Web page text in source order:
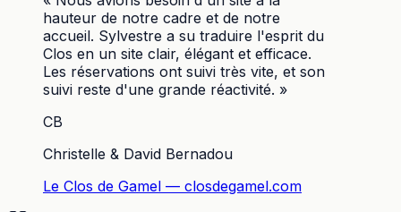
hauteur de notre cadre et de notre
accueil. Sylvestre a su traduire l'esprit du
Clos en un site clair, élégant et efficace.
Les réservations ont suivi très vite, et son
suivi reste d'une grande réactivité. »
CB
Christelle & David Bernadou
Le Clos de Gamel — closdegamel.com